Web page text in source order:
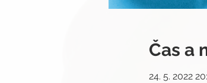
Čas a
24. 5. 2022